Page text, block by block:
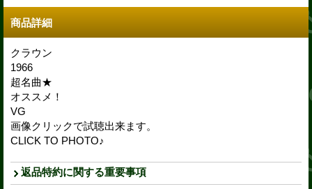
商品詳細
クラウン
1966
超名曲★
オススメ！
VG
画像クリックで試聴出来ます。
CLICK TO PHOTO♪
返品特約に関する重要事項